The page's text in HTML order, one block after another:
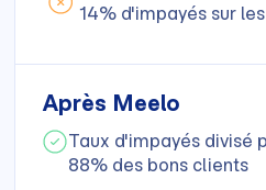
14% d'impayés sur
Après Meelo
Taux d'impayés divisé
88% des bons clients